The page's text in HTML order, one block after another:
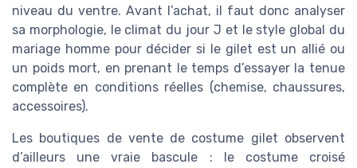
niveau du ventre. Avant l’achat, il faut donc analyser
sa morphologie, le climat du jour J et le style global du
mariage homme pour décider si le gilet est un allié ou
un poids mort, en prenant le temps d’essayer la tenue
complète en conditions réelles (chemise, chaussures,
accessoires).
Les boutiques de vente de costume gilet observent
d’ailleurs une vraie bascule : le costume croisé